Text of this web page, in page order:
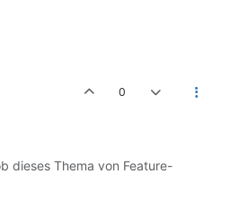
0
dieses Thema von Feature-